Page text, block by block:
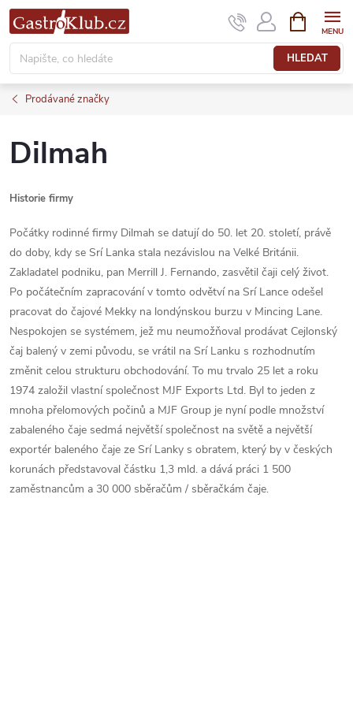
Přejít
na
obsah
HLEDAT
NÁKUPNÍ
KOŠÍK
Prodávané značky
Dilmah
Historie firmy
Počátky rodinné firmy Dilmah se datují do 50. let 20. století, právě
do doby, kdy se Srí Lanka stala nezávislou na Velké Británii.
Zakladatel podniku, pan Merrill J. Fernando, zasvětil čaji celý život.
Po počátečním zapracování v tomto odvětví na Srí Lance odešel
pracovat do čajové Mekky na londýnskou burzu v Mincing Lane.
Nespokojen se systémem, jež mu neumožňoval prodávat Cejlonský
čaj balený v zemi původu, se vrátil na Srí Lanku s rozhodnutím
změnit celou strukturu obchodování. To mu trvalo 25 let a roku
1974 založil vlastní společnost MJF Exports Ltd. Byl to jeden z
mnoha přelomových počinů a MJF Group je nyní podle množství
zabaleného čaje sedmá největší společnost na světě a největší
exportér baleného čaje ze Srí Lanky s obratem, který by v českých
korunách představoval částku 1,3 mld. a dává práci 1 500
zaměstnancům a 30 000 sběračům / sběračkám čaje.